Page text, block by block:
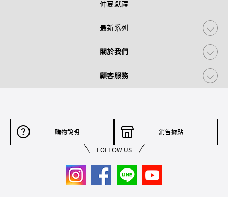
仲夏獻禮
最新系列
關於我們
顧客服務
購物說明 銷售據點
FOLLOW US